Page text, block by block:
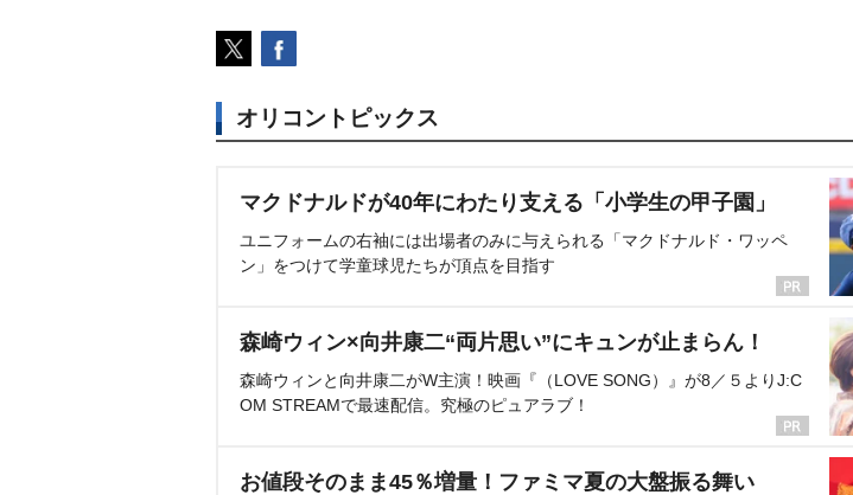
オリコントピックス
マクドナルドが40年にわたり支える「小学生の甲子園」
ユニフォームの右袖には出場者のみに与えられる「マクドナルド・ワッペ
ン」をつけて学童球児たちが頂点を目指す
森崎ウィン×向井康二“両片思い”にキュンが止まらん！
森崎ウィンと向井康二がW主演！映画『（LOVE SONG）』が8／５よりJ:C
OM STREAMで最速配信。究極のピュアラブ！
お値段そのまま45％増量！ファミマ夏の大盤振る舞い